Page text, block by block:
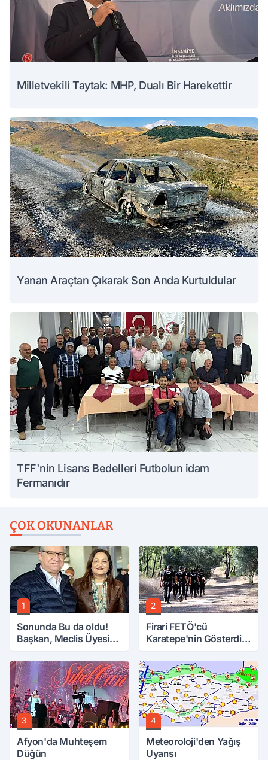
Milletvekili Taytak: MHP, Dualı Bir Harekettir
Yanan Araçtan Çıkarak Son Anda Kurtuldular
TFF'nin Lisans Bedelleri Futbolun idam
Fermanıdır
ÇOK OKUNANLAR
1
Sonunda Bu da oldu!
Başkan, Meclis Üyesini
Attırdı
2
Firari FETÖ'cü
Karatepe'nin Gösterdiği
Aranıyor
3
Afyon'da Muhteşem
Düğün
4
Meteoroloji'den Yağış
Uyarısı